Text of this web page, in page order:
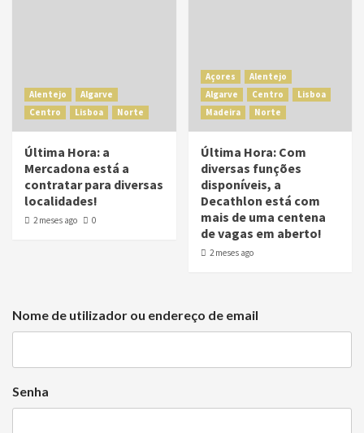
Alentejo
Algarve
Centro
Lisboa Norte
Última Hora: a
Mercadona está a
contratar para diversas
localidades!
2 meses ago 0
Açores
Alentejo
Algarve
Centro
Lisboa
Madeira
Norte
Última Hora: Com
diversas funções
disponíveis, a
Decathlon está com
mais de uma centena
de vagas em aberto!
2 meses ago
Nome de utilizador ou endereço de email
Senha